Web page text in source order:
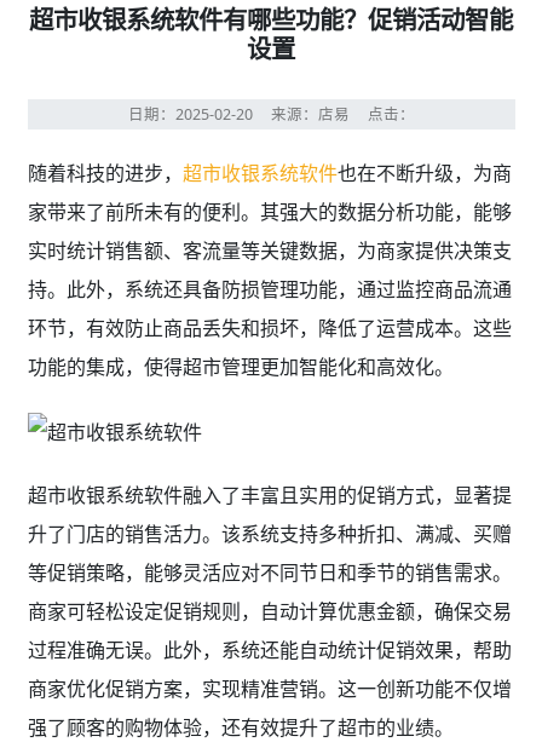
超市收银系统软件有哪些功能？促销活动智能
设置
日期：2025-02-20 来源：店易 点击：
随着科技的进步， 超市收银系统软件也在不断升级，为商
家带来了前所未有的便利。其强大的数据分析功能，能够
实时统计销售额、客流量等关键数据，为商家提供决策支
持。此外，系统还具备防损管理功能，通过监控商品流通
环节，有效防止商品丢失和损坏，降低了运营成本。这些
功能的集成，使得超市管理更加智能化和高效化。
超市收银系统软件融入了丰富且实用的促销方式，显著提
升了门店的销售活力。该系统支持多种折扣、满减、买赠
等促销策略，能够灵活应对不同节日和季节的销售需求。
商家可轻松设定促销规则，自动计算优惠金额，确保交易
过程准确无误。此外，系统还能自动统计促销效果，帮助
商家优化促销方案，实现精准营销。这一创新功能不仅增
强了顾客的购物体验，还有效提升了超市的业绩。